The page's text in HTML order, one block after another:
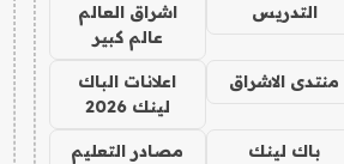
التدريس
اشراق العالم
عالم كبير
منتدى الاشراق
اعلانات الباك
لينك 2026
باك لينك
مصادر التعليم